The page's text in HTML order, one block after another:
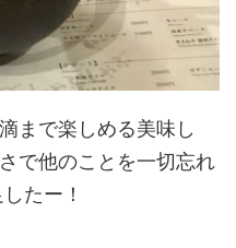
まで楽しめる美味し
で他のことを一切忘れ
たー！